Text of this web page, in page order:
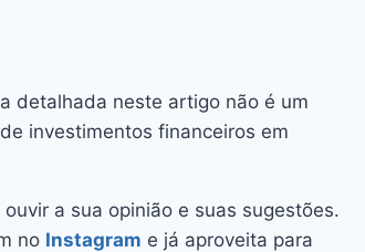
detalhada neste artigo não é um
investimentos financeiros em
a sua opinião e suas sugestões.
no Instagram e já aproveita para